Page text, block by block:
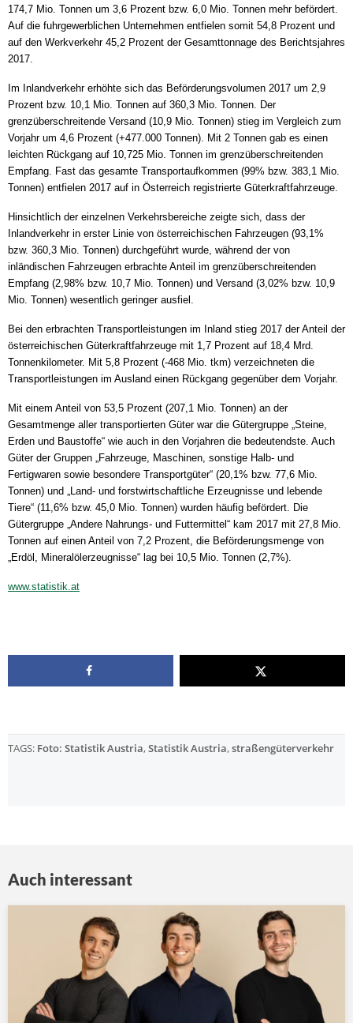
174,7 Mio. Tonnen um 3,6 Prozent bzw. 6,0 Mio. Tonnen mehr befördert.
Auf die fuhrgewerblichen Unternehmen entfielen somit 54,8 Prozent und
auf den Werkverkehr 45,2 Prozent der Gesamttonnage des Berichtsjahres
2017.
Im Inlandverkehr erhöhte sich das Beförderungsvolumen 2017 um 2,9
Prozent bzw. 10,1 Mio. Tonnen auf 360,3 Mio. Tonnen. Der
grenzüberschreitende Versand (10,9 Mio. Tonnen) stieg im Vergleich zum
Vorjahr um 4,6 Prozent (+477.000 Tonnen). Mit 2 Tonnen gab es einen
leichten Rückgang auf 10,725 Mio. Tonnen im grenzüberschreitenden
Empfang. Fast das gesamte Transportaufkommen (99% bzw. 383,1 Mio.
Tonnen) entfielen 2017 auf in Österreich registrierte Güterkraftfahrzeuge.
Hinsichtlich der einzelnen Verkehrsbereiche zeigte sich, dass der
Inlandverkehr in erster Linie von österreichischen Fahrzeugen (93,1%
bzw. 360,3 Mio. Tonnen) durchgeführt wurde, während der von
inländischen Fahrzeugen erbrachte Anteil im grenzüberschreitenden
Empfang (2,98% bzw. 10,7 Mio. Tonnen) und Versand (3,02% bzw. 10,9
Mio. Tonnen) wesentlich geringer ausfiel.
Bei den erbrachten Transportleistungen im Inland stieg 2017 der Anteil der
österreichischen Güterkraftfahrzeuge mit 1,7 Prozent auf 18,4 Mrd.
Tonnenkilometer. Mit 5,8 Prozent (-468 Mio. tkm) verzeichneten die
Transportleistungen im Ausland einen Rückgang gegenüber dem Vorjahr.
Mit einem Anteil von 53,5 Prozent (207,1 Mio. Tonnen) an der
Gesamtmenge aller transportierten Güter war die Gütergruppe „Steine,
Erden und Baustoffe“ wie auch in den Vorjahren die bedeutendste. Auch
Güter der Gruppen „Fahrzeuge, Maschinen, sonstige Halb- und
Fertigwaren sowie besondere Transportgüter“ (20,1% bzw. 77,6 Mio.
Tonnen) und „Land- und forstwirtschaftliche Erzeugnisse und lebende
Tiere“ (11,6% bzw. 45,0 Mio. Tonnen) wurden häufig befördert. Die
Gütergruppe „Andere Nahrungs- und Futtermittel“ kam 2017 mit 27,8 Mio.
Tonnen auf einen Anteil von 7,2 Prozent, die Beförderungsmenge von
„Erdöl, Mineralölerzeugnisse“ lag bei 10,5 Mio. Tonnen (2,7%).
www.statistik.at
TAGS: Foto: Statistik Austria,Statistik Austria,straßengüterverkehr
Auch interessant